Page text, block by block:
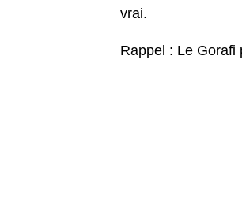
vrai.
Rappel : Le Gorafi